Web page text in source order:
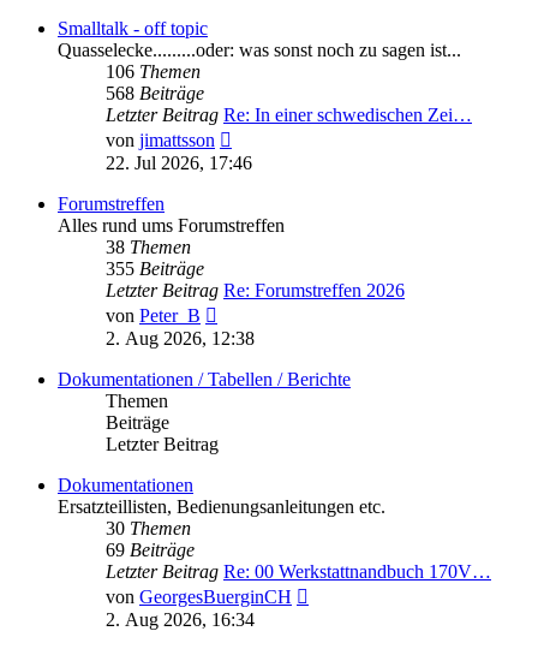
Smalltalk - off topic
Quasselecke.........oder: was sonst noch zu sagen ist...
106 Themen
568 Beiträge
Letzter Beitrag Re: In einer schwedischen Zei…
von jimattsson
Beitrag
22. Jul 2026, 17:46
Forumstreffen
Alles rund ums Forumstreffen
38 Themen
355 Beiträge
Letzter Beitrag Re: Forumstreffen 2026
von Peter_B
Beitrag
2. Aug 2026, 12:38
Dokumentationen / Tabellen / Berichte
Themen
Beiträge
Letzter Beitrag
Dokumentationen
Ersatzteillisten, Bedienungsanleitungen etc.
30 Themen
69 Beiträge
Letzter Beitrag Re: 00 Werkstattnandbuch 170V…
von GeorgesBuerginCH
2. Aug 2026, 16:34